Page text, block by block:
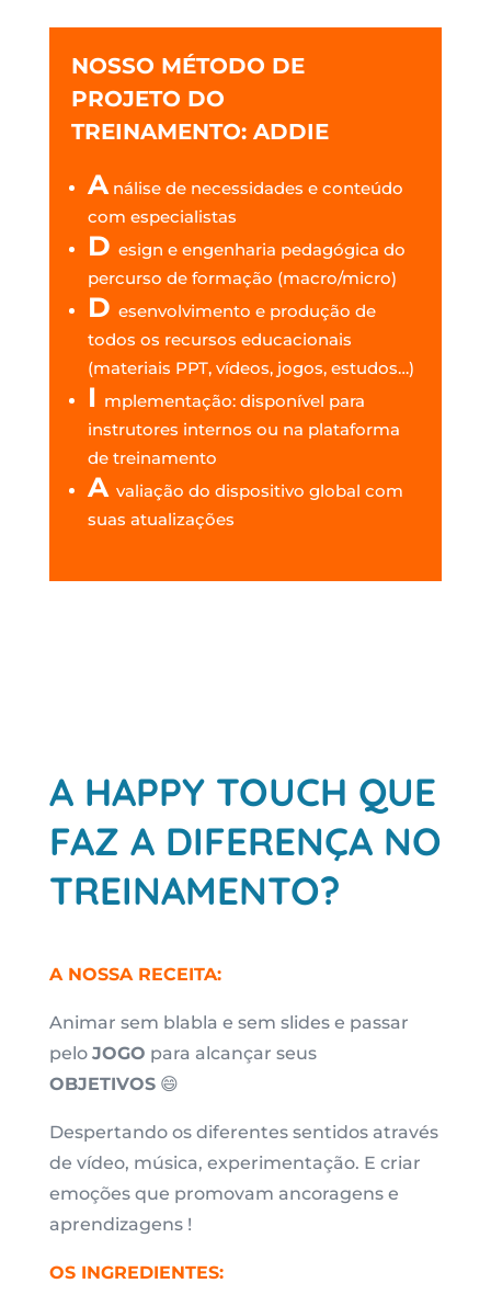
NOSSO MÉTODO DE
PROJETO DO
TREINAMENTO: ADDIE
Análise de necessidades e conteúdo
com especialistas
D esign e engenharia pedagógica do
percurso de formação (macro/micro)
D esenvolvimento e produção de
todos os recursos educacionais
(materiais PPT, vídeos, jogos, estudos…)
I mplementação: disponível para
instrutores internos ou na plataforma
de treinamento
A valiação do dispositivo global com
suas atualizações
A HAPPY TOUCH QUE
FAZ A DIFERENÇA NO
TREINAMENTO?
A NOSSA RECEITA:
Animar sem blabla e sem slides e passar
pelo JOGO para alcançar seus
OBJETIVOS😄
Despertando os diferentes sentidos através
de vídeo, música, experimentação. E criar
emoções que promovam ancoragens e
aprendizagens !
OS INGREDIENTES: